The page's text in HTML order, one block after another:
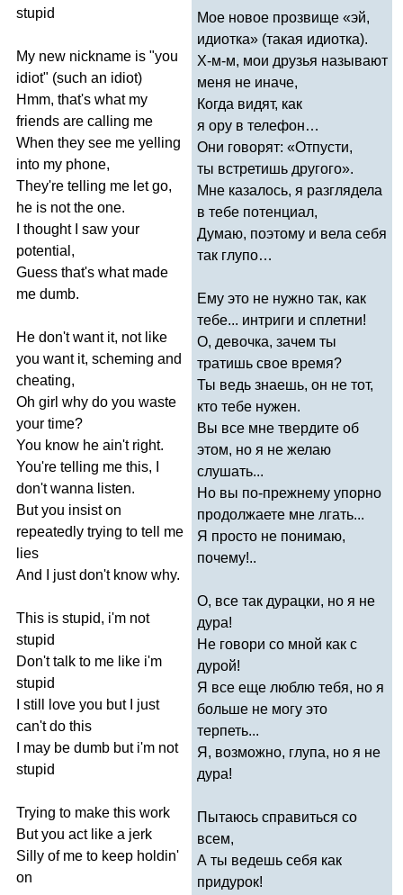
stupid
My new nickname is "you
idiot" (such an idiot)
Hmm, that's what my
friends are calling me
When they see me yelling
into my phone,
They're telling me let go,
he is not the one.
thought saw your
potential ,
Guess that's what made
me dumb.
He don't want it, not like
you want it, scheming and
cheating,
Oh girl why do you waste
your time?
You know he ain't right.
You're telling me this,
don't wanna listen.
But you insist on
repeatedly trying to tell
me
lies
And
just don't know why.
This is stupid, i'm not
stupid
Don't talk to me like i'm
stupid
still love you but
just
can't do this
may be dumb but i'm not
stupid
Trying to make this work
But you act like a jerk
Silly of me to keep holdin'
on
Мое новое прозвище «эй,
идиотка» (такая идиотка).
Х-м-м, мои друзья называют
меня не иначе,
Когда видят, как
я ору в телефон…
Они говорят: «Отпусти,
ты встретишь другого».
Мне казалось, я разглядела
в тебе потенциал,
Думаю, поэтому и вела себя
так глупо…
Ему это не нужно так, как
тебе... интриги и сплетни!
О, девочка, зачем ты
тратишь свое время?
Ты ведь знаешь, он не тот,
кто тебе нужен.
Вы все мне твердите об
этом, но я не желаю
слушать...
Но вы по-прежнему упорно
продолжаете мне лгать...
Я просто не понимаю,
почему!..
О, все так дурацки, но я не
дура!
Не говори со мной как с
дурой!
Я все еще люблю тебя, но я
больше не могу это
терпеть...
Я, возможно, глупа, но я не
дура!
Пытаюсь справиться со
всем,
А ты ведешь себя как
придурок!